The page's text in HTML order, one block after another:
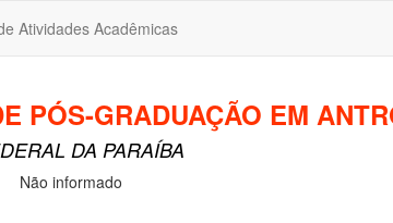
Atividades Acadêmicas
PÓS-GRADUAÇÃO EM
DA PARAÍBA
Não informado